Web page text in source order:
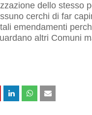
dello stesso
cerchi di far
emendamenti
altri Comuni